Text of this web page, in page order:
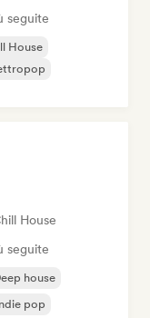
seguite
House
House
seguite
house
pop